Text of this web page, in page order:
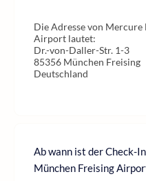
Die Adresse von
Airport lautet:
Dr.-von-Daller-Str. 1-3
85356 München Freising
Deutschland
Ab wann ist der Check-
München Freising